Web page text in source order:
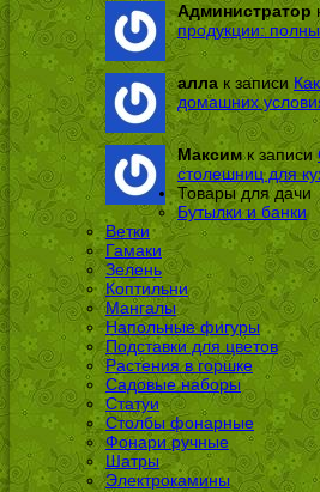
Администратор
продукции:
алла к записи
домашних
Максимк записи
столешниц для
Товары для дачи
Бутылки и банки
Ветки
Гамаки
Зелень
Коптильни
Мангалы
Напольные фигуры
Подставки для цветов
Растения в горшке
Садовые наборы
Статуи
Столбы фонарные
Фонари ручные
Шатры
Электрокамины